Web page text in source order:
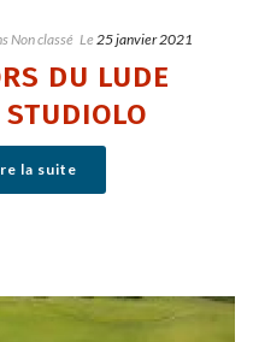
Non classé Le 25 janvier 2021
DU LUDE
la suite